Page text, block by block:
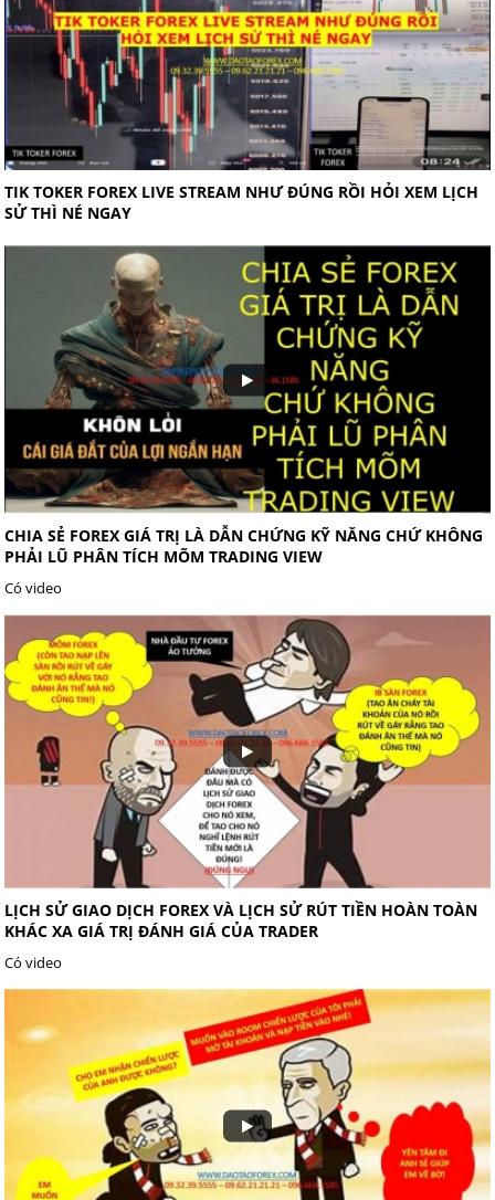
TIK TOKER FOREX LIVE STREAM NHƯ ĐÚNG RỒI HỎI XEM LỊCH
SỬ THÌ NÉ NGAY
CHIA SẺ FOREX GIÁ TRỊ LÀ DẪN CHỨNG KỸ NĂNG CHỨ KHÔNG
PHẢI LŨ PHÂN TÍCH MÕM TRADING VIEW
Có video
LỊCH SỬ GIAO DỊCH FOREX VÀ LỊCH SỬ RÚT TIỀN HOÀN TOÀN
KHÁC XA GIÁ TRỊ ĐÁNH GIÁ CỦA TRADER
Có video